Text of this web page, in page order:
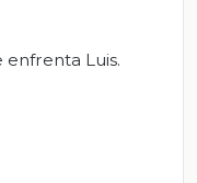
Luis.